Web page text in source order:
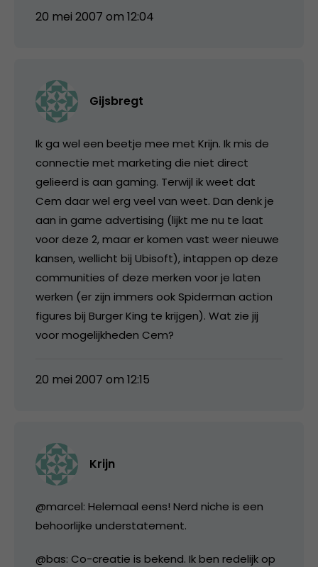
20 mei 2007 om 12:04
Gijsbregt
Ik ga wel een beetje mee met Krijn. Ik mis de
connectie met marketing die niet direct
gelieerd is aan gaming. Terwijl ik weet dat
Cem daar wel erg veel van weet. Dan denk je
aan in game advertising (lijkt me nu te laat
voor deze 2, maar er komen vast weer nieuwe
kansen, wellicht bij Ubisoft), intappen op deze
communities of deze merken voor je laten
werken (er zijn immers ook Spiderman action
figures bij Burger King te krijgen). Wat zie jij
voor mogelijkheden Cem?
20 mei 2007 om 12:15
Krijn
@marcel: Helemaal eens! Nerd niche is een
behoorlijke understatement.
@bas: Co-creatie is bekend. Ik ben redelijk op